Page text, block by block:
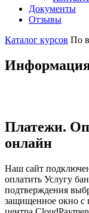
Документы
Отзывы
Каталог курсов По
Информация
Платежи.
онлайн
Наш сайт
оплатить Услугу
подтверждения
защищенное окно с